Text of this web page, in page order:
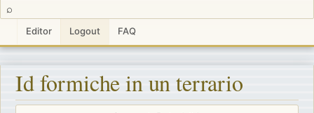
⌕
Editor Logout FAQ
Id formiche in un terrario